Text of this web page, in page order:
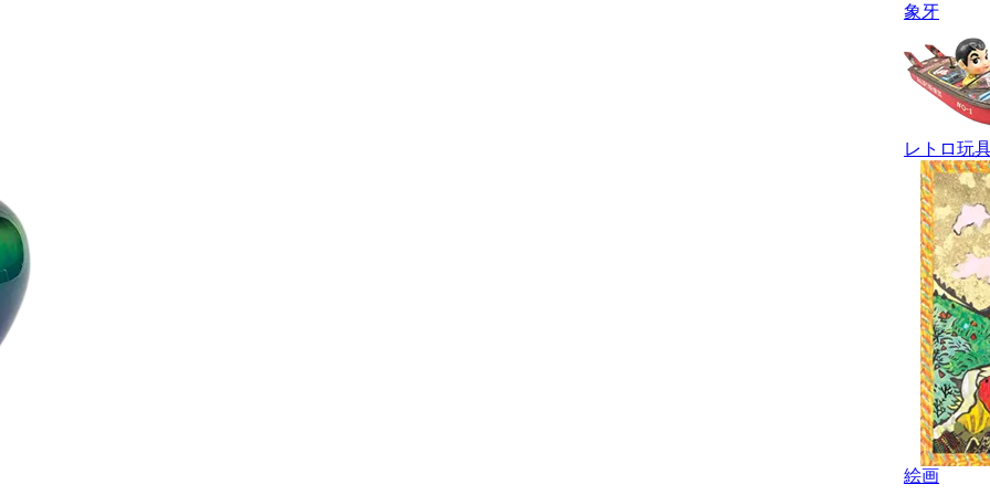
象牙
レトロ玩
絵画